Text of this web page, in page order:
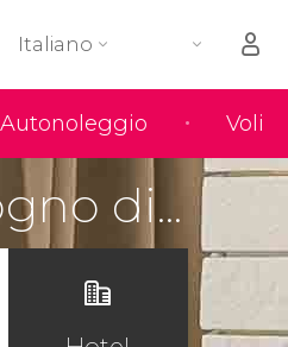
Autonoleggio Voli
Italiano
Il tuo
di...